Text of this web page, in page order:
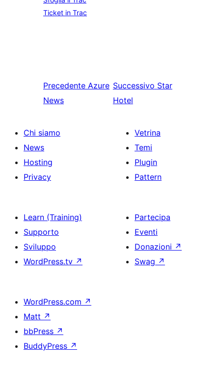
Ticket in Trac
Precedente Azure
News
Successivo Star
Hotel
Chi siamo
News
Hosting
Privacy
Vetrina
Temi
Plugin
Pattern
Learn (Training)
Supporto
Sviluppo
WordPress.tv ↗
Partecipa
Eventi
Donazioni ↗
Swag ↗
WordPress.com ↗
Matt ↗
bbPress ↗
BuddyPress ↗